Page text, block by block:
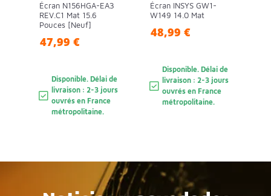
Écran N156HGA-EA3
REV.C1 Mat 15.6
Pouces [Neuf]
47,99 €
Disponible. Délai de
livraison : 2-3 jours
ouvrés en France
métropolitaine.
Écran INSYS GW1-
W149 14.0 Mat
48,99 €
Disponible. Délai de
livraison : 2-3 jours
ouvrés en France
métropolitaine.